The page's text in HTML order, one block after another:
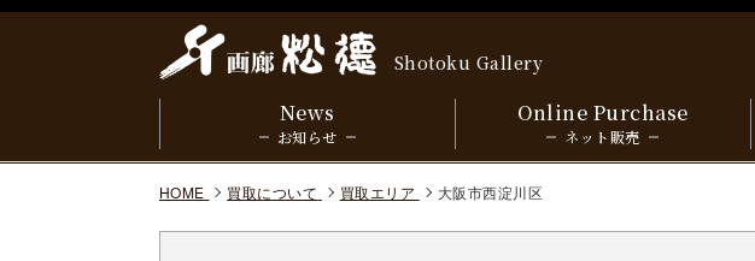
Shotoku Gallery
News
お知らせ
Online Purchase
ネット販売
HOME 買取について 買取エリア 大阪市西淀川区